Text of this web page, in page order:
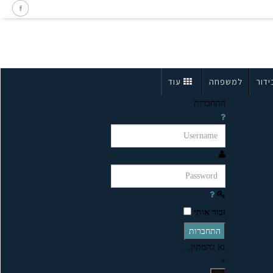
למשפחה עוד
התחברות
זכור אותי
התחברות
נא להמתין...
×